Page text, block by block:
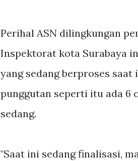
Perihal ASN dilingkungan
Inspektorat kota Surabaya
yang sedang berproses
punggutan seperti itu ada 6
sedang.
"Saat ini sedang finalisasi,